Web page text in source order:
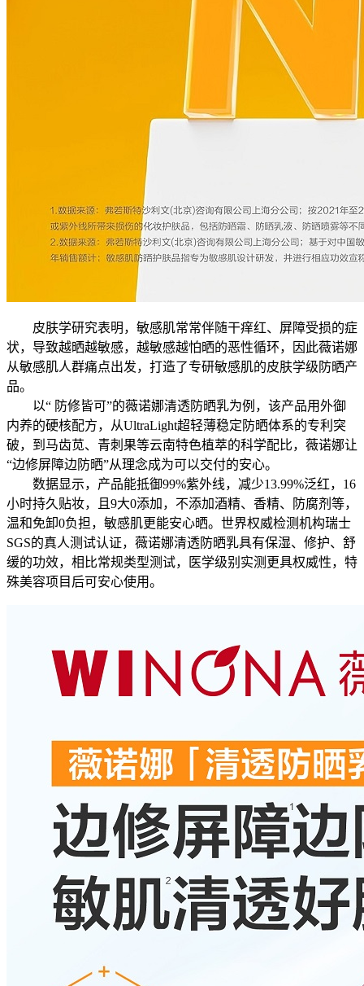
皮肤学研究表明，敏感肌常常伴随干痒红、屏障受损的症
状，导致越晒越敏感，越敏感越怕晒的恶性循环，因此薇诺娜
从敏感肌人群痛点出发，打造了专研敏感肌的皮肤学级防晒产
品。
以“ 防修皆可”的薇诺娜清透防晒乳为例，该产品用外御
内养的硬核配方，从UltraLight超轻薄稳定防晒体系的专利突
破，到马齿苋、青刺果等云南特色植萃的科学配比，薇诺娜让
“边修屏障边防晒”从理念成为可以交付的安心。
数据显示，产品能抵御99%紫外线，减少13.99%泛红，16
小时持久贴妆，且9大0添加，不添加酒精、香精、防腐剂等，
温和免卸0负担，敏感肌更能安心晒。世界权威检测机构瑞士
SGS的真人测试认证，薇诺娜清透防晒乳具有保湿、修护、舒
缓的功效，相比常规类型测试，医学级别实测更具权威性，特
殊美容项目后可安心使用。